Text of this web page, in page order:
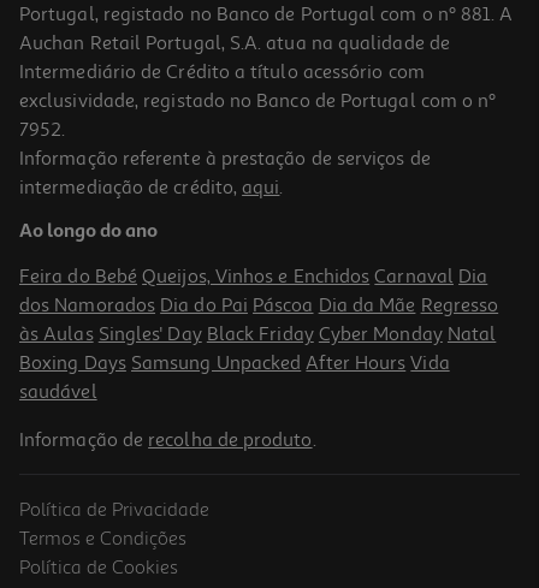
Liquidificadora Moulinex Perfect Mix+ Lm871d10 1200w Com Jarro
De Vidro 1.5l
99.99 €/un
99,99 €
Portugal, registado no Banco de Portugal com o nº 881. A
Auchan Retail Portugal, S.A. atua na qualidade de
Intermediário de Crédito a título acessório com
exclusividade, registado no Banco de Portugal com o nº
7952.
Informação referente à prestação de serviços de
intermediação de crédito, aqui.
Ao longo do ano
Feira do Bebé Queijos, Vinhos e Enchidos Carnaval Dia
dos Namorados Dia do Pai Páscoa Dia da Mãe Regresso
às Aulas Singles' Day Black Friday Cyber Monday Natal
Boxing Days Samsung Unpacked After Hours Vida
saudável
Informação de recolha de produto.
Política de Privacidade
Termos e Condições
Política de Cookies